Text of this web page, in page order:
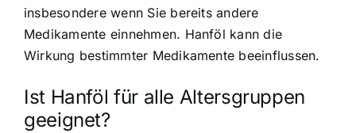
insbesondere wenn Sie bereits andere
Medikamente einnehmen. Hanföl kann die
Wirkung bestimmter Medikamente beeinflussen.
Ist Hanföl für alle Altersgruppen
geeignet?